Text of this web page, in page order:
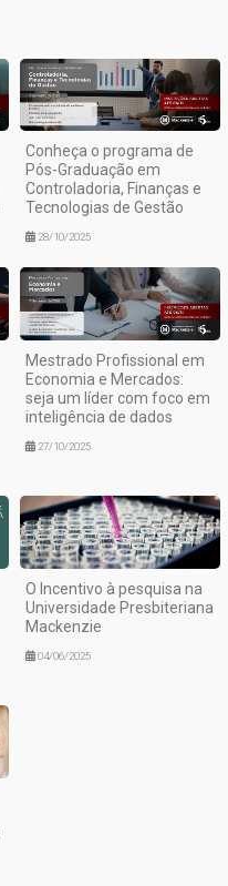
Conheça o programa de
Pós-Graduação em
Controladoria, Finanças e
Tecnologias de Gestão
28/10/2025
Mestrado Profissional em
Economia e Mercados:
seja um líder com foco em
inteligência de dados
27/10/2025
O Incentivo à pesquisa na
Universidade Presbiteriana
Mackenzie
04/06/2025